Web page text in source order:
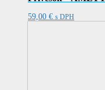
59,00 € s DPH